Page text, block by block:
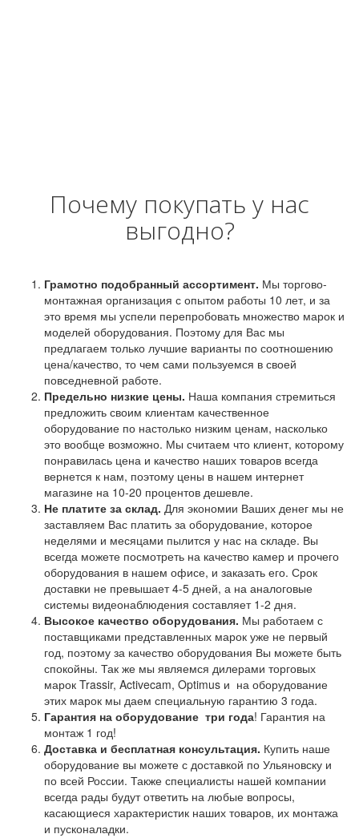
Почему покупать у нас
выгодно?
Грамотно подобранный ассортимент. Мы торгово-
монтажная организация с опытом работы 10 лет, и за
это время мы успели перепробовать множество марок и
моделей оборудования. Поэтому для Вас мы
предлагаем только лучшие варианты по соотношению
цена/качество, то чем сами пользуемся в своей
повседневной работе.
Предельно низкие цены. Наша компания стремиться
предложить своим клиентам качественное
оборудование по настолько низким ценам, насколько
это вообще возможно. Мы считаем что клиент, которому
понравилась цена и качество наших товаров всегда
вернется к нам, поэтому цены в нашем интернет
магазине на 10-20 процентов дешевле.
Не платите за склад. Для экономии Ваших денег мы не
заставляем Вас платить за оборудование, которое
неделями и месяцами пылится у нас на складе. Вы
всегда можете посмотреть на качество камер и прочего
оборудования в нашем офисе, и заказать его. Срок
доставки не превышает 4-5 дней, а на аналоговые
системы видеонаблюдения составляет 1-2 дня.
Высокое качество оборудования. Мы работаем с
поставщиками представленных марок уже не первый
год, поэтому за качество оборудования Вы можете быть
спокойны. Так же мы являемся дилерами торговых
марок Trassir, Activecam, Optimus и на оборудование
этих марок мы даем специальную гарантию 3 года.
Гарантия на оборудование три года! Гарантия на
монтаж 1 год!
Доставка и бесплатная консультация. Купить наше
оборудование вы можете с доставкой по Ульяновску и
по всей России. Также специалисты нашей компании
всегда рады будут ответить на любые вопросы,
касающиеся характеристик наших товаров, их монтажа
и пусконаладки.